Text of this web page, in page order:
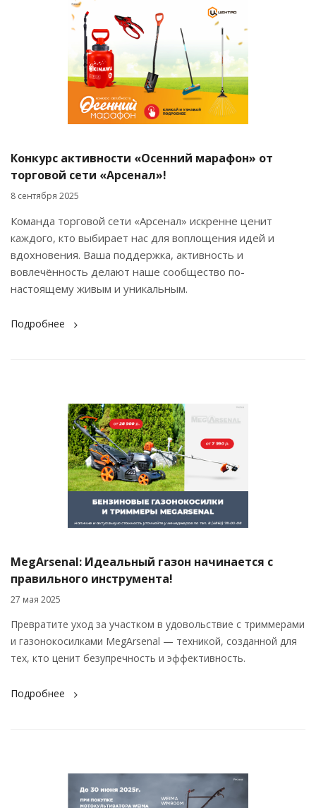
Конкурс активности «Осенний марафон» от
торговой сети «Арсенал»!
8 сентября 2025
Команда торговой сети «Арсенал» искренне ценит
каждого, кто выбирает нас для воплощения идей и
вдохновения. Ваша поддержка, активность и
вовлечённость делают наше сообщество по-
настоящему живым и уникальным.
Подробнее
MegArsenal: Идеальный газон начинается с
правильного инструмента!
27 мая 2025
Превратите уход за участком в удовольствие с триммерами
и газонокосилками MegArsenal — техникой, созданной для
тех, кто ценит безупречность и эффективность.
Подробнее